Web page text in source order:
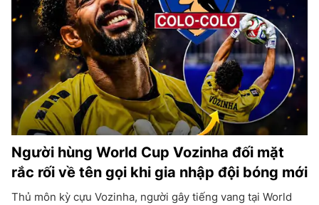
Người hùng World Cup Vozinha đối mặt
rắc rối về tên gọi khi gia nhập đội bóng mới
Thủ môn kỳ cựu Vozinha, người gây tiếng vang tại World